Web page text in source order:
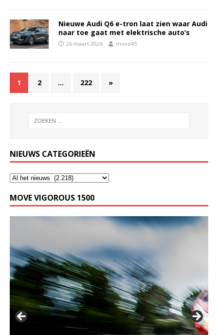
Nieuwe Audi Q6 e-tron laat zien waar Audi
naar toe gaat met elektrische auto’s
26 maart 2024 move45
1 2 … 222 »
NIEUWS CATEGORIEËN
MOVE VIGOROUS 1500